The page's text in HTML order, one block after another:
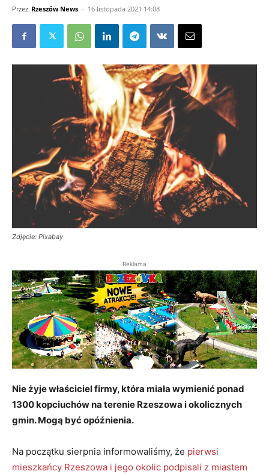
Przez Rzeszów News - 16 listopada 2021 14:08
Zdjęcie: Pixabay
Reklama
Nie żyje właściciel firmy, która miała wymienić ponad
1300 kopciuchów na terenie Rzeszowa i okolicznych
gmin. Mogą być opóźnienia.
Na początku sierpnia informowaliśmy, że pierwsi
mieszkańcy Rzeszowa i jego okolic podpisali z miastem